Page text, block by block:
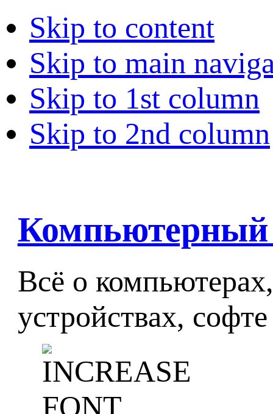
Skip to content
Skip to main
Skip to 1st column
Skip to 2nd column
Компьютерный
Всё о
устройствах,